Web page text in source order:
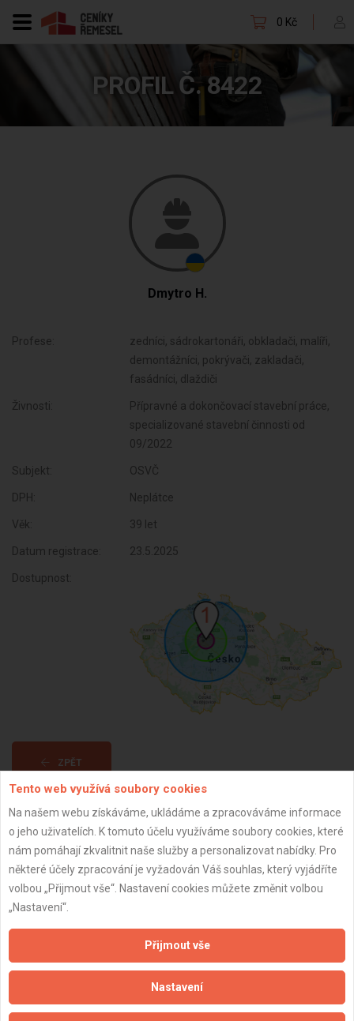
0 Kč
PROFIL Č. 8422
Dmytro H.
Profese:
zedníci, sádrokartonáři, obkladači, malíři,
demontážníci, pokrývači, zakladači,
fasádníci, dlaždiči
Živnosti:
Přípravné a dokončovací stavební práce,
specializované stavební činnosti od
09/2022
Subjekt: OSVČ
DPH: Neplátce
Věk: 39 let
Datum registrace: 23.5.2025
Dostupnost:
ZPĚT
Aktualizováno z portálu ARES dne 23.05.2025 15:22:23
Naše firmy a řemeslníci
Zpracování a ochrana osobních údajů
Zásady pro používání souborů cookie
Tento web využívá soubory cookies
Na našem webu získáváme, ukládáme a zpracováváme informace
o jeho uživatelích. K tomuto účelu využíváme soubory cookies, které
nám pomáhají zkvalitnit naše služby a personalizovat nabídky. Pro
některé účely zpracování je vyžadován Váš souhlas, který vyjádříte
volbou „Přijmout vše“. Nastavení cookies můžete změnit volbou
„Nastavení“.
Přijmout vše
Nastavení